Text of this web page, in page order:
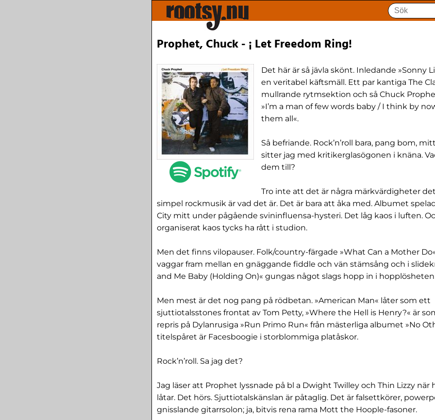
Prophet, Chuck - ¡ Let Freedom Ring!
Det här är så jävla skönt. Inledande »Sonny
en veritabel käftsmäll. Ett par kantiga The
mullrande rytmsektion och så Chuck
»I’m a man of few words baby / I think by
them all«.
Så befriande. Rock’n’roll bara, pang bom,
sitter jag med kritikerglasögonen i knäna.
dem till?
Tro inte att det är några märkvärdigheter
simpel rockmusik är vad det är. Det är bara att åka med. Albumet
City mitt under pågående svininfluensa-hysteri. Det låg kaos i luften.
organiserat kaos tycks ha rått i studion.
Men det finns vilopauser. Folk/country-färgade »What Can a Mother
vaggar fram mellan en gnäggande fiddle och vän stämsång och i
and Me Baby (Holding On)« gungas något slags hopp in i
Men mest är det nog pang på rödbetan. »American Man« låter som ett
sjuttiotalsstones frontat av Tom Petty, »Where the Hell is Henry?« är
repris på Dylanrusiga »Run Primo Run« från mästerliga albumet »No
titelspåret är Facesboogie i storblommiga platåskor.
Rock’n’roll. Sa jag det?
Jag läser att Prophet lyssnade på bl a Dwight Twilley och Thin Lizzy när
låtar. Det hörs. Sjuttiotalskänslan är påtaglig. Det är falsettkörer,
gnisslande gitarrsolon; ja, bitvis rena rama Mott the Hoople-fasoner.